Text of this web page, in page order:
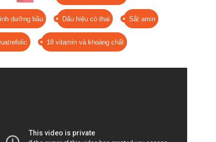
dưỡng bầu Dấu hiệu có thai Sắt amin
18 vitamin và khoáng chất